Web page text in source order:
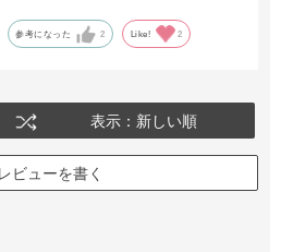
参考になった 2 Like! 2
表示：新しい順
レビューを書く